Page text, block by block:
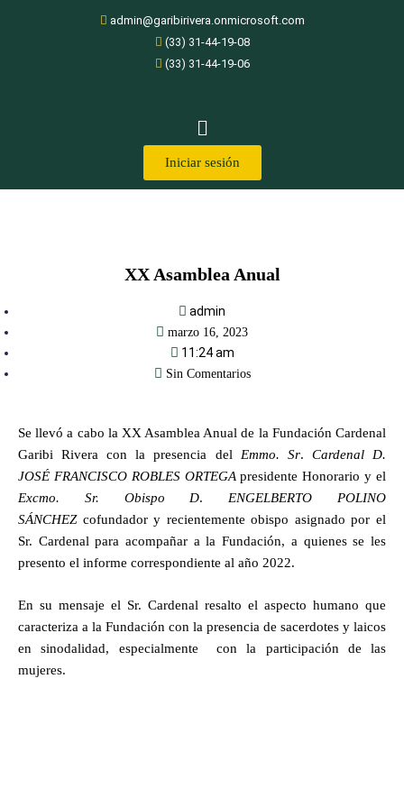
admin@garibirivera.onmicrosoft.com
(33) 31-44-19-08
(33) 31-44-19-06
Iniciar sesión
XX Asamblea Anual
admin
marzo 16, 2023
11:24 am
Sin Comentarios
Se llevó a cabo la XX Asamblea Anual de la Fundación Cardenal
Garibi Rivera con la presencia del Emmo. Sr. Cardenal
D.
JOSÉ FRANCISCO ROBLES ORTEGApresidente Honorario y el
Excmo. Sr. Obispo D. ENGELBERTO POLINO
SÁNCHEZ cofundador y recientemente obispo asignado por el
Sr. Cardenal para acompañar a la Fundación, a quienes se les
presento el informe correspondiente al año 2022.
En su mensaje el Sr. Cardenal resalto el aspecto humano que
caracteriza a la Fundación con la presencia de sacerdotes y laicos
en sinodalidad, especialmente con la participación de las
mujeres.